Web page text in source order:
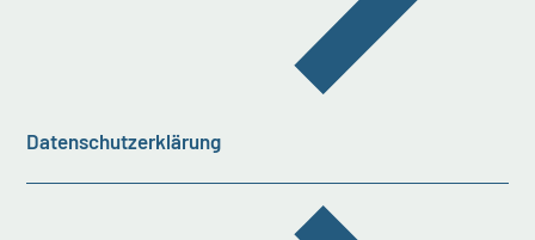
Datenschutzerklärung